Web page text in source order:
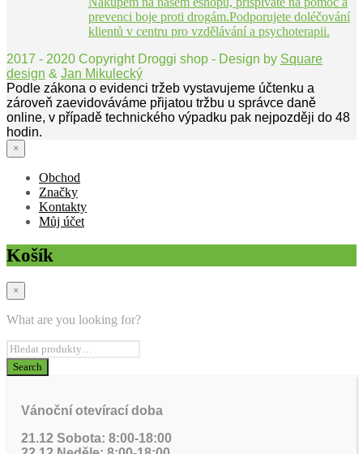
prevenci boje proti drogám.Podporujete doléčování
klientů v centru pro vzdělávání a psychoterapii.
2017 - 2020 Copyright Droggi shop - Design by Square
design & Jan Mikulecký
Podle zákona o evidenci tržeb vystavujeme účtenku a
zároveň zaevidováváme přijatou tržbu u správce daně
online, v případě technického výpadku pak nejpozději do 48
hodin.
×
Obchod
Značky
Kontakty
Můj účet
Košík
×
What are you looking for?
Vánoční otevírací doba
21.12 Sobota: 8:00-18:00